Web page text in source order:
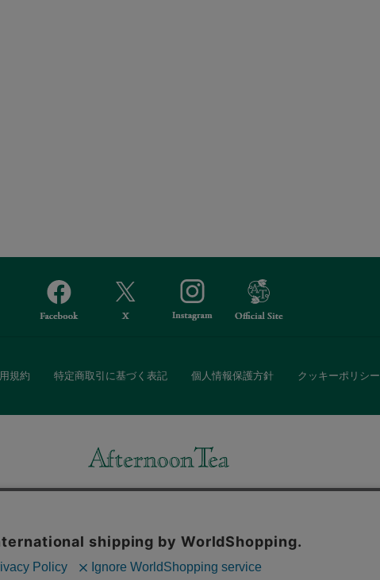
規約 特定商取引に基づく表記 個人情報保護方針 クッキーポリシー
、ギフトセットなどギフトにぴったりの豊富な商品がラインナップ。
「ソーシャルギフト」サービスもご提供しています。